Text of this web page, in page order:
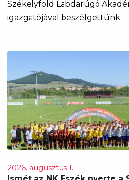
Székelyföld Labdarúgó
igazgatójával beszélgettünk.
2026. augusztus 1.
Ismét az NK Eszék nyerte a